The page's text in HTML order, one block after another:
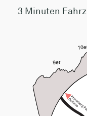
3 Minuten